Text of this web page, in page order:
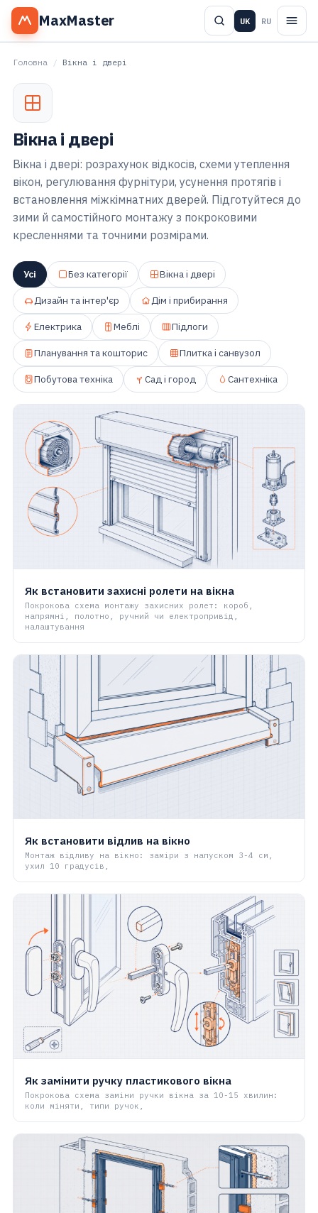
MaxMaster UK RU
Головна / Вікна і двері
Вікна і двері
Вікна і двері: розрахунок відкосів, схеми утеплення
вікон, регулювання фурнітури, усунення протягів і
встановлення міжкімнатних дверей. Підготуйтеся до
зими й самостійного монтажу з покроковими
кресленнями та точними розмірами.
Усі Без категорії Вікна і двері
Дизайн та інтер'єр Дім і прибирання
Електрика Меблі Підлоги
Планування та кошторис Плитка і санвузол
Побутова техніка Сад і город Сантехніка
Як встановити захисні ролети на вікна
Покрокова схема монтажу захисних ролет: короб,
напрямні, полотно, ручний чи електропривід,
налаштування
Як встановити відлив на вікно
Монтаж відливу на вікно: заміри з напуском 3-4 см,
ухил 10 градусів,
Як замінити ручку пластикового вікна
Покрокова схема заміни ручки вікна за 10-15 хвилин:
коли міняти, типи ручок,